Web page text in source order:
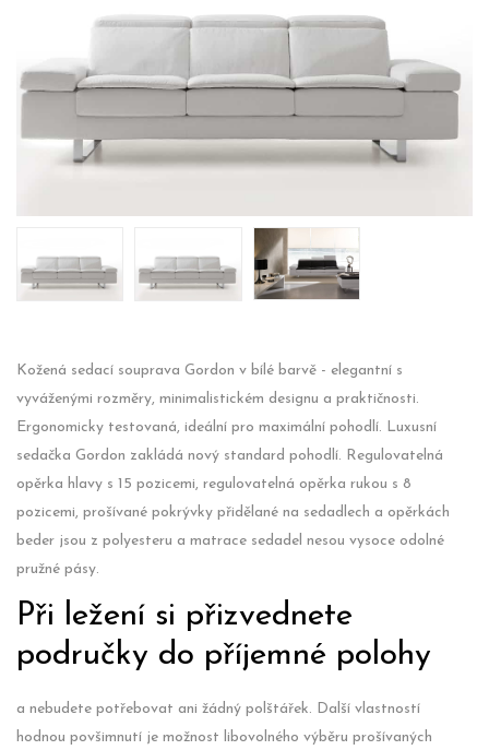
Kožená sedací souprava Gordon v bílé barvě - elegantní s
vyváženými rozměry, minimalistickém designu a praktičnosti.
Ergonomicky testovaná, ideální pro maximální pohodlí. Luxusní
sedačka Gordon zakládá nový standard pohodlí. Regulovatelná
opěrka hlavy s 15 pozicemi, regulovatelná opěrka rukou s 8
pozicemi, prošívané pokrývky přidělané na sedadlech a opěrkách
beder jsou z polyesteru a matrace sedadel nesou vysoce odolné
pružné pásy.
Při ležení si přizvednete
područky do příjemné polohy
a nebudete potřebovat ani žádný polštářek. Další vlastností
hodnou povšimnutí je možnost libovolného výběru prošívaných